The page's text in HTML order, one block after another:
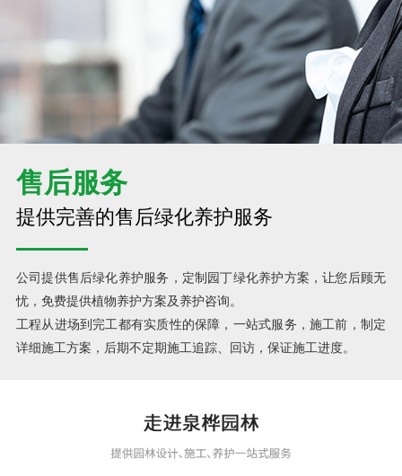
售后服务
提供完善的售后绿化养护服务
公司提供售后绿化养护服务，定制园丁绿化养护方案，让您后顾无
忧，免费提供植物养护方案及养护咨询。
工程从进场到完工都有实质性的保障，一站式服务，施工前，制定
详细施工方案，后期不定期施工追踪、回访，保证施工进度。